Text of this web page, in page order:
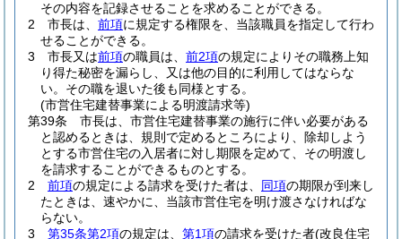
その内容を記録させることを求めることができる。
2
市長は、 前項に規定する権限を、当該職員を指定して行わ
せることができる。
3
市長又は前項の職員は、 前2項の規定によりその職務上知
り得た秘密を漏らし、又は他の目的に利用してはならな
い。 その職を退いた後も同様とする。
(市営住宅建替事業による明渡請求等)
第39条
市長は、市営住宅建替事業の施行に伴い必要がある
と認めるときは、規則で定めるところにより、除却しよう
とする市営住宅の入居者に対し期限を定めて、その明渡し
を請求することができるものとする。
2
前項の規定による請求を受けた者は、 同項の期限が到来し
たときは、速やかに、当該市営住宅を明け渡さなければな
らない。
3
第35条第2項の規定は、 第1項の請求を受けた者(改良住宅